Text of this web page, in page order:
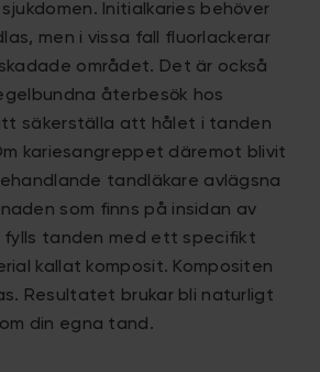
Initialkaries behöver
men i vissa fall fluorlackerar
området. Det är också
återbesök hos
säkerställa att hålet i tanden
kariesangreppet däremot blivit
tandläkare avlägsna
som finns på insidan av
tanden med ett specifikt
kallat komposit. Kompositen
Resultatet brukar bli naturligt
din egna tand.